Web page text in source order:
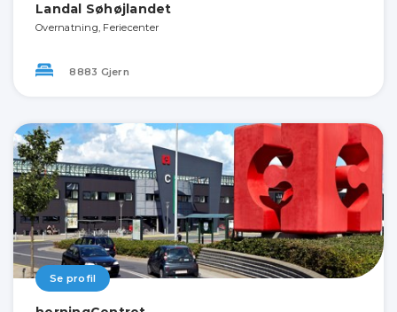
Landal Søhøjlandet
Overnatning, Feriecenter
8883 Gjern
Se profil